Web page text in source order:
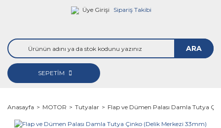
Üye Girişi Sipariş Takibi
ARA
SEPETİM
Anasayfa MOTOR Tutyalar Flap ve Dümen Palası Damla Tutya